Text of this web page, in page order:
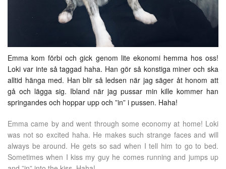
Emma kom förbi och gick genom lite ekonomi hemma hos oss!
Loki var inte så taggad haha. Han gör så konstiga miner och ska
alltid hänga med. Han blir så ledsen när jag säger åt honom att
gå och lägga sig. Ibland när jag pussar min kille kommer han
springandes och hoppar upp och ”in” i pussen. Haha!
Emma came by and went through some economy at home! Loki
was not so excited haha. He makes such strange faces and will
always be around. He gets so sad when I tell him to go to bed.
Sometimes when I kiss my guy he comes running and jumps up